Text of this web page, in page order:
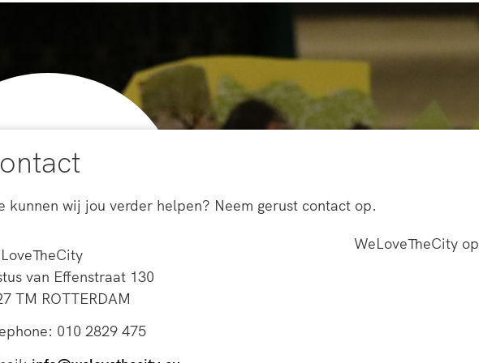
kunnen wij jou verder helpen? Neem gerust contact op.
van Effenstraat 130
TM ROTTERDAM
010 2829 475
WeLoveTheCity op